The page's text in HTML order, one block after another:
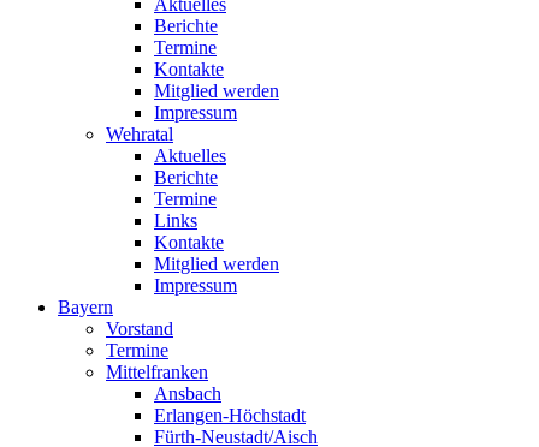
Aktuelles
Berichte
Termine
Kontakte
Mitglied werden
Impressum
Wehratal
Aktuelles
Berichte
Termine
Links
Kontakte
Mitglied werden
Impressum
Bayern
Vorstand
Termine
Mittelfranken
Ansbach
Erlangen-Höchstadt
Fürth-Neustadt/Aisch